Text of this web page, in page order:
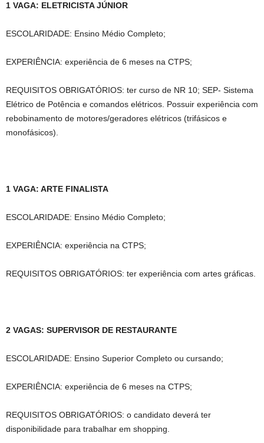
1 VAGA: ELETRICISTA JÚNIOR
ESCOLARIDADE: Ensino Médio Completo;
EXPERIÊNCIA: experiência de 6 meses na CTPS;
REQUISITOS OBRIGATÓRIOS: ter curso de NR 10; SEP- Sistema
Elétrico de Potência e comandos elétricos. Possuir experiência com
rebobinamento de motores/geradores elétricos (trifásicos e
monofásicos).
1 VAGA: ARTE FINALISTA
ESCOLARIDADE: Ensino Médio Completo;
EXPERIÊNCIA: experiência na CTPS;
REQUISITOS OBRIGATÓRIOS: ter experiência com artes gráficas.
2 VAGAS: SUPERVISOR DE RESTAURANTE
ESCOLARIDADE: Ensino Superior Completo ou cursando;
EXPERIÊNCIA: experiência de 6 meses na CTPS;
REQUISITOS OBRIGATÓRIOS: o candidato deverá ter
disponibilidade para trabalhar em shopping.